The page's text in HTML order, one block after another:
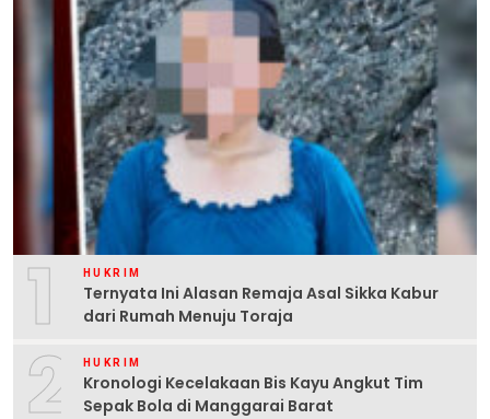
1 HUKRIM
Ternyata Ini Alasan Remaja Asal Sikka Kabur
dari Rumah Menuju Toraja
2 HUKRIM
Kronologi Kecelakaan Bis Kayu Angkut Tim
Sepak Bola di Manggarai Barat